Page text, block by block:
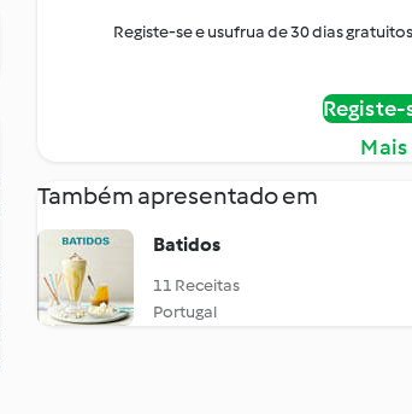
Registe-se e usufrua de 30 dias
Também apresentado em
Batidos
11 Receitas
Portugal